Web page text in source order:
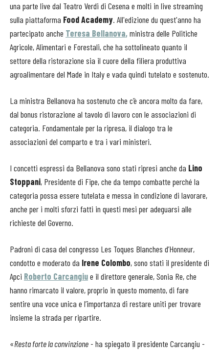
una parte live dal Teatro Verdi di Cesena e molti in live streaming
sulla piattaforma Food Academy. All'edizione du quest'anno ha
partecipato anche Teresa Bellanova, ministra delle Politiche
Agricole, Alimentari e Forestali, che ha sottolineato quanto il
settore della ristorazione sia il cuore della filiera produttiva
agroalimentare del Made in Italy e vada quindi tutelato e sostenuto.
La ministra Bellanova ha sostenuto che c’è ancora molto da fare,
dal bonus ristorazione al tavolo di lavoro con le associazioni di
categoria. Fondamentale per la ripresa, il dialogo tra le
associazioni del comparto e tra i vari ministeri.
I concetti espressi da Bellanova sono stati ripresi anche da Lino
Stoppani, Presidente di Fipe, che da tempo combatte perché la
categoria possa essere tutelata e messa in condizione di lavorare,
anche per i molti sforzi fatti in questi mesi per adeguarsi alle
richieste del Governo.
Padroni di casa del congresso Les Toques Blanches d’Honneur,
condotto e moderato da Irene Colombo, sono stati il presidente di
Apci Roberto Carcangiue il direttore generale, Sonia Re, che
hanno rimarcato il valore, proprio in questo momento, di fare
sentire una voce unica e l’importanza di restare uniti per trovare
insieme la strada per ripartire.
«Resta forte la convinzione - ha spiegato il presidente Carcangiu -